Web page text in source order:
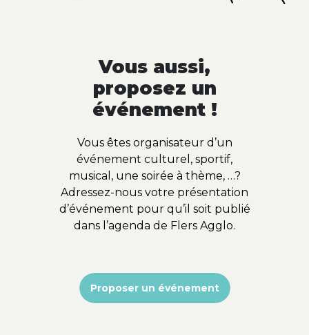
Vous aussi,
proposez un
événement !
Vous êtes organisateur d’un
événement culturel, sportif,
musical, une soirée à thème, …?
Adressez-nous votre présentation
d’événement pour qu’il soit publié
dans l’agenda de Flers Agglo.
Proposer un événement